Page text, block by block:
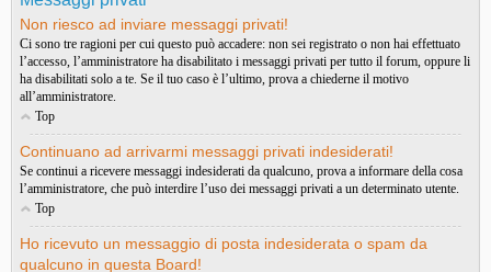
Non riesco ad inviare messaggi privati!
Ci sono tre ragioni per cui questo può accadere: non sei registrato o non hai effettuato
l’accesso, l’amministratore ha disabilitato i messaggi privati per tutto il forum, oppure li
ha disabilitati solo a te. Se il tuo caso è l’ultimo, prova a chiederne il motivo
all’amministratore.
Top
Continuano ad arrivarmi messaggi privati indesiderati!
Se continui a ricevere messaggi indesiderati da qualcuno, prova a informare della cosa
l’amministratore, che può interdire l’uso dei messaggi privati a un determinato utente.
Top
Ho ricevuto un messaggio di posta indesiderata o spam da
qualcuno in questa Board!